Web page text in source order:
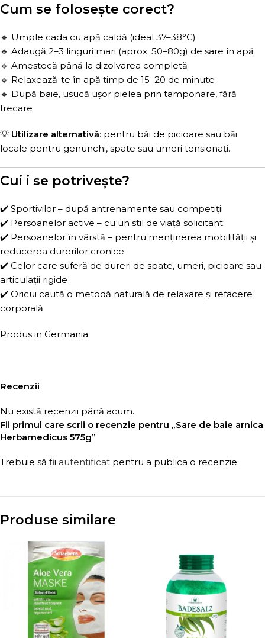
Cum se folosește corect?
🔹 Umple cada cu apă caldă (ideal 37–38°C)
🔹 Adaugă 2–3 linguri mari (aprox. 50–80g) de sare în apă
🔹 Amestecă până la dizolvarea completă
🔹 Relaxează-te în apă timp de 15–20 de minute
🔹 După baie, usucă ușor pielea prin tamponare, fără
frecare
💡 Utilizare alternativă: pentru băi de picioare sau băi
locale pentru genunchi, spate sau umeri tensionați.
Cui i se potrivește?
✔️ Sportivilor – după antrenamente sau competiții
✔️ Persoanelor active – cu un stil de viață solicitant
✔️ Persoanelor în vârstă – pentru menținerea mobilității și
reducerea durerilor cronice
✔️ Celor care suferă de dureri de spate, umeri, picioare sau
articulații rigide
✔️ Oricui caută o metodă naturală de relaxare și refacere
corporală
Produs in Germania.
Recenzii
Nu există recenzii până acum.
Fii primul care scrii o recenzie pentru „Sare de baie arnica
Herbamedicus 575g”
Trebuie să fii autentificat pentru a publica o recenzie.
Produse similare